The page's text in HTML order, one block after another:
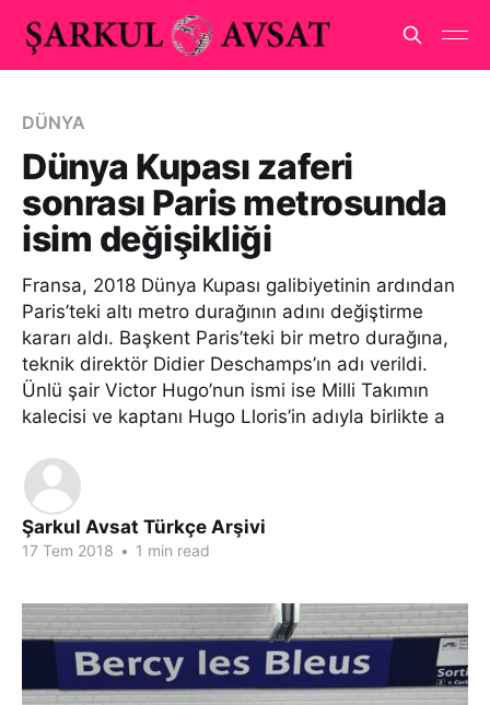
DÜNYA
Dünya Kupası zaferi
sonrası Paris metrosunda
isim değişikliği
Fransa, 2018 Dünya Kupası galibiyetinin ardından
Paris’teki altı metro durağının adını değiştirme
kararı aldı. Başkent Paris’teki bir metro durağına,
teknik direktör Didier Deschamps’ın adı verildi.
Ünlü şair Victor Hugo’nun ismi ise Milli Takımın
kalecisi ve kaptanı Hugo Lloris’in adıyla birlikte a
Şarkul Avsat Türkçe Arşivi
17 Tem 2018 • 1 min read